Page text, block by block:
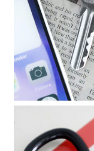
權轉讓予恩沛科技股份有
２．關於個人資料處理
３．未成年的使用者請
「AFTEE先享後付」，
任。
４．使用「AFTEE先享
時審查核予不同之上限
請求用戶進行身份認證。
５．嚴禁一人註冊多個
恩沛科技股份有限公司